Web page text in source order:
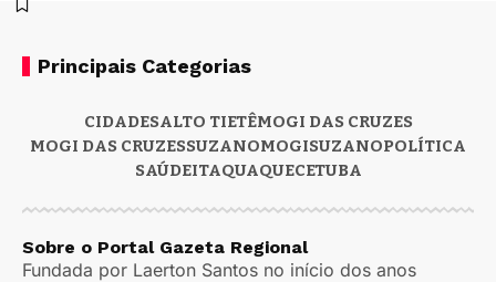
Principais Categorias
CIDADESALTO TIETÊMOGI DAS CRUZES
MOGI DAS CRUZESSUZANOMOGISUZANOPOLÍTICA
SAÚDEITAQUAQUECETUBA
Sobre o Portal Gazeta Regional
Fundada por Laerton Santos no início dos anos